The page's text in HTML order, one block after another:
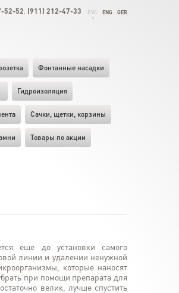
52-52 (911) 212-47-33 РУС ENG GER
Фонтанные насадки
Гидроизоляция
Cачки, щетки, корзины
Товары по акции
еще до установки самого
линии и удалении ненужной
которые наносят
при помощи препарата для
велик, лучше спустить